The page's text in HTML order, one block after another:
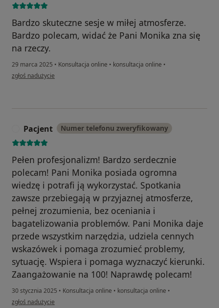
Bardzo skuteczne sesje w miłej atmosferze.
Bardzo polecam, widać że Pani Monika zna się
na rzeczy.
29 marca 2025 • Konsultacja online • konsultacja online •
w opinii użytkownika Magdalena
zgłoś nadużycie
Pacjent Numer telefonu zweryfikowany
Pełen profesjonalizm! Bardzo serdecznie
polecam! Pani Monika posiada ogromna
wiedzę i potrafi ją wykorzystać. Spotkania
zawsze przebiegają w przyjaznej atmosferze,
pełnej zrozumienia, bez oceniania i
bagatelizowania problemów. Pani Monika daje
przede wszystkim narzędzia, udziela cennych
wskazówek i pomaga zrozumieć problemy,
sytuację. Wspiera i pomaga wyznaczyć kierunki.
Zaangażowanie na 100! Naprawdę polecam!
30 stycznia 2025 • Konsultacja online • konsultacja online •
w opinii użytkownika Pacjent
zgłoś nadużycie